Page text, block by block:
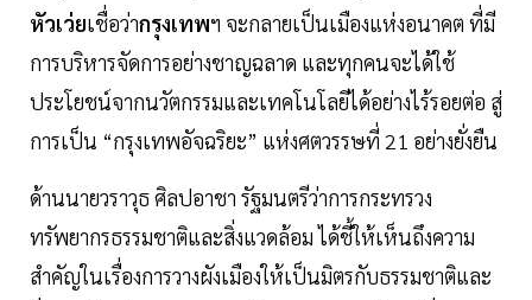
หัวเว่ยเชื่อว่ากรุงเทพฯ จะกลายเป็นเมืองแห่งอนาคต ที่มี
การบริหารจัดการอย่างชาญฉลาด และทุกคนจะได้ใช้
ประโยชน์จากนวัตกรรมและเทคโนโลยีได้อย่างไร้รอยต่อ สู่
การเป็น “กรุงเทพอัจฉริยะ” แห่งศตวรรษที่ 21 อย่างยั่งยืน
ด้านนายวราวุธ ศิลปอาชา รัฐมนตรีว่าการกระทรวง
ทรัพยากรธรรมชาติและสิ่งแวดล้อม ได้ชี้ให้เห็นถึงความ
สำคัญในเรื่องการวางผังเมืองให้เป็นมิตรกับธรรมชาติและ